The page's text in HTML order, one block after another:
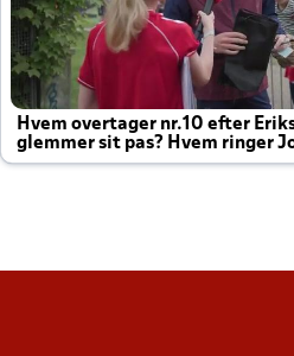
Hvem overtager nr.10 efter
glemmer sit pas? Hvem ringer
altid til efter kampe?